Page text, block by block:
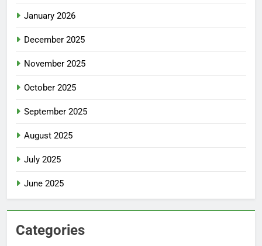
January 2026
December 2025
November 2025
October 2025
September 2025
August 2025
July 2025
June 2025
Categories